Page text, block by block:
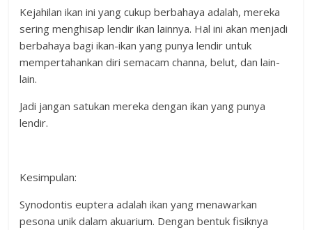
Kejahilan ikan ini yang cukup berbahaya adalah, mereka
sering menghisap lendir ikan lainnya. Hal ini akan menjadi
berbahaya bagi ikan-ikan yang punya lendir untuk
mempertahankan diri semacam channa, belut, dan lain-
lain.
Jadi jangan satukan mereka dengan ikan yang punya
lendir.
Kesimpulan:
Synodontis euptera adalah ikan yang menawarkan
pesona unik dalam akuarium. Dengan bentuk fisiknya